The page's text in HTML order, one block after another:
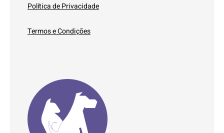
Política de Privacidade
Termos e Condições